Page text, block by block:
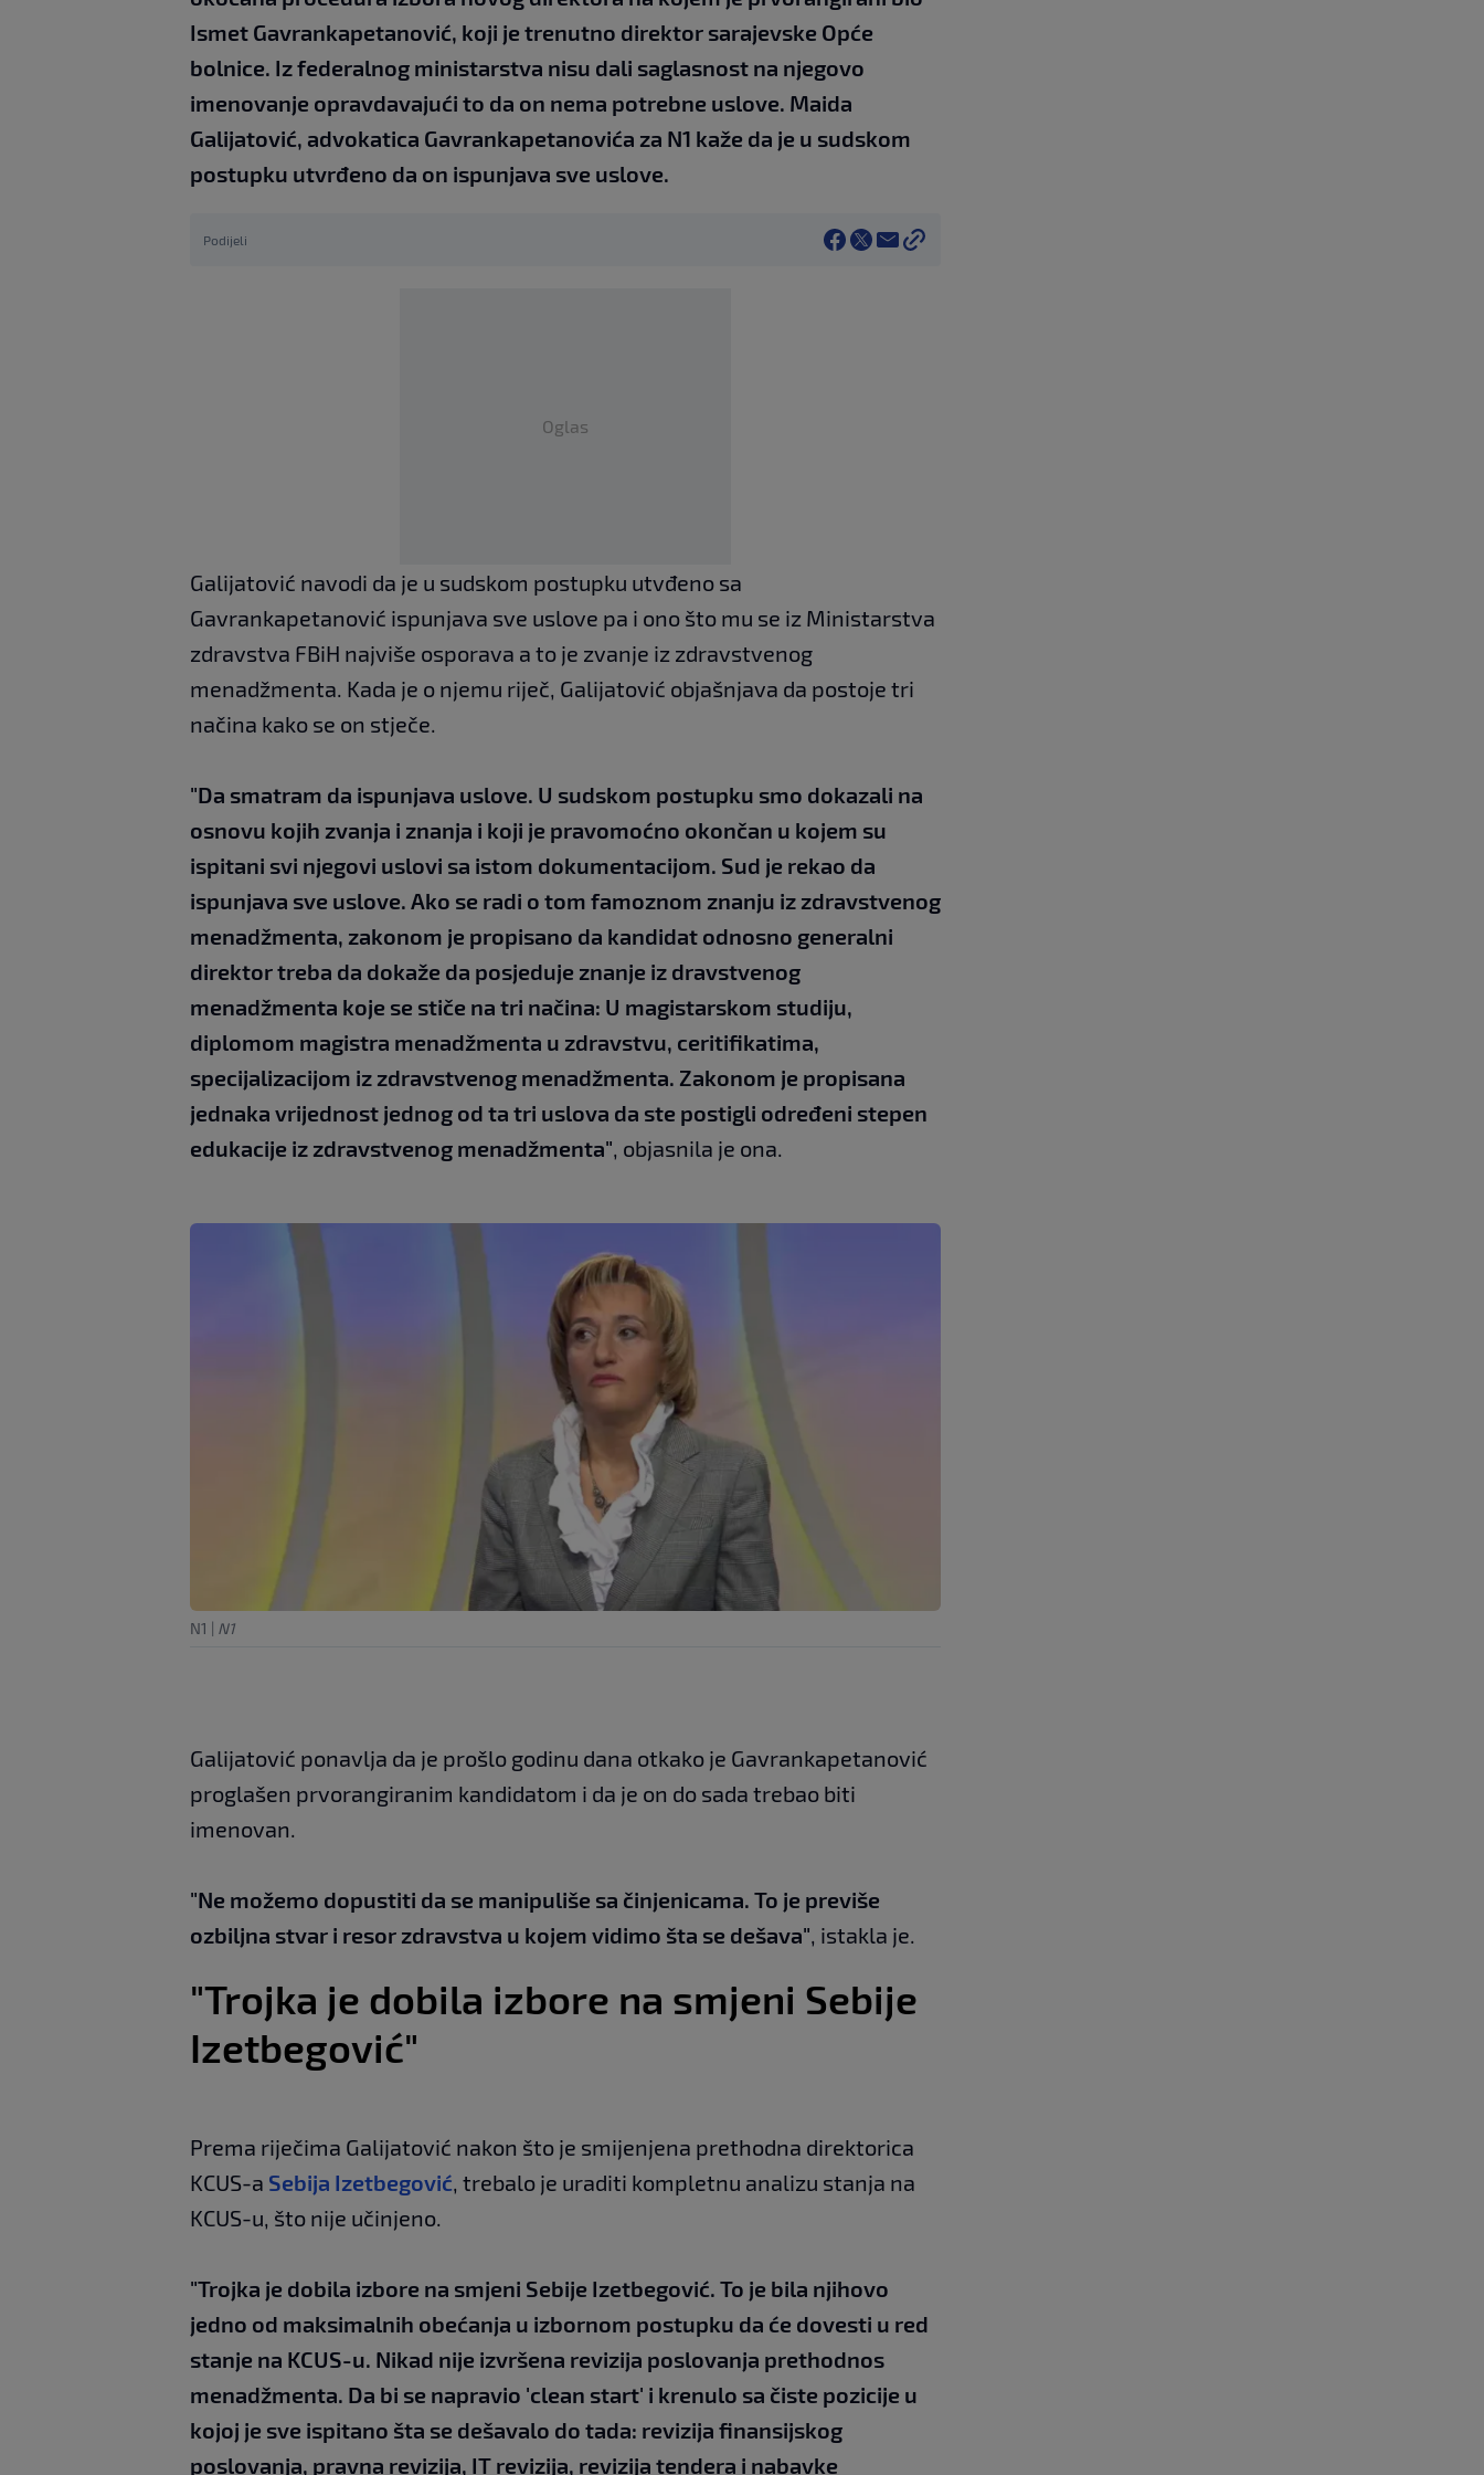
Ismet Gavrankapetanović, koji je trenutno direktor sarajevske Opće
bolnice. Iz federalnog ministarstva nisu dali saglasnost na njegovo
imenovanje opravdavajući to da on nema potrebne uslove. Maida
Galijatović, advokatica Gavrankapetanovića za N1 kaže da je u sudskom
postupku utvrđeno da on ispunjava sve uslove.
Podijeli
Oglas
Galijatović navodi da je u sudskom postupku utvđeno sa
Gavrankapetanović ispunjava sve uslove pa i ono što mu se iz Ministarstva
zdravstva FBiH najviše osporava a to je zvanje iz zdravstvenog
menadžmenta. Kada je o njemu riječ, Galijatović objašnjava da postoje tri
načina kako se on stječe.
"Da smatram da ispunjava uslove. U sudskom postupku smo dokazali na
osnovu kojih zvanja i znanja i koji je pravomoćno okončan u kojem su
ispitani svi njegovi uslovi sa istom dokumentacijom. Sud je rekao da
ispunjava sve uslove. Ako se radi o tom famoznom znanju iz zdravstvenog
menadžmenta, zakonom je propisano da kandidat odnosno generalni
direktor treba da dokaže da posjeduje znanje iz dravstvenog
menadžmenta koje se stiče na tri načina: U magistarskom studiju,
diplomom magistra menadžmenta u zdravstvu, ceritifikatima,
specijalizacijom iz zdravstvenog menadžmenta. Zakonom je propisana
jednaka vrijednost jednog od ta tri uslova da ste postigli određeni stepen
edukacije iz zdravstvenog menadžmenta", objasnila je ona.
N1 | N1
Galijatović ponavlja da je prošlo godinu dana otkako je Gavrankapetanović
proglašen prvorangiranim kandidatom i da je on do sada trebao biti
imenovan.
"Ne možemo dopustiti da se manipuliše sa činjenicama. To je previše
ozbiljna stvar i resor zdravstva u kojem vidimo šta se dešava", istakla je.
"Trojka je dobila izbore na smjeni Sebije
Izetbegović"
Prema riječima Galijatović nakon što je smijenjena prethodna direktorica
KCUS-a Sebija Izetbegović, trebalo je uraditi kompletnu analizu stanja na
KCUS-u, što nije učinjeno.
"Trojka je dobila izbore na smjeni Sebije Izetbegović. To je bila njihovo
jedno od maksimalnih obećanja u izbornom postupku da će dovesti u red
stanje na KCUS-u. Nikad nije izvršena revizija poslovanja prethodnos
menadžmenta. Da bi se napravio 'clean start' i krenulo sa čiste pozicije u
kojoj je sve ispitano šta se dešavalo do tada: revizija finansijskog
poslovanja, pravna revizija, IT revizija, revizija tendera i nabavke